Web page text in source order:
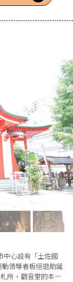
中心設有「土佐國
領導者板垣退助誕
所，觀音堂的本尊